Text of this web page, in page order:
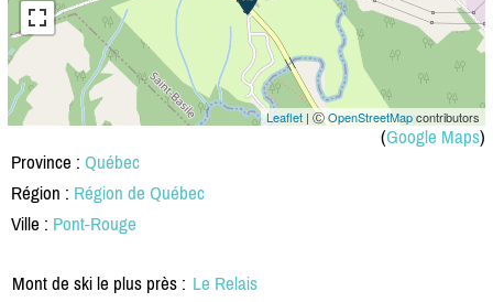
Leaflet | ⒸOpenStreetMapcontributors
(Google Maps)
Province : Québec
Région : Région de Québec
Ville : Pont-Rouge
Mont de ski le plus près : Le Relais